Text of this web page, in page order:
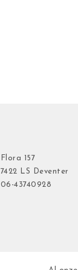
Flora 157
7422 LS Deventer
06-43740928